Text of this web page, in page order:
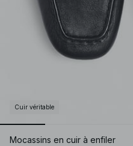
Cuir véritable
Mocassins en cuir à enfiler